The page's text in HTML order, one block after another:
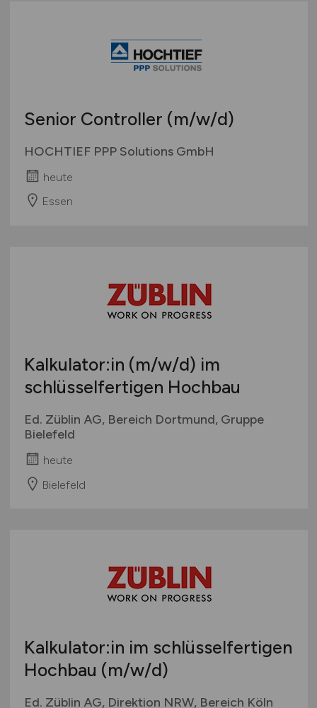
Senior Controller (m/w/d)
HOCHTIEF PPP Solutions GmbH
heute
Essen
Kalkulator:in (m/w/d) im
schlüsselfertigen Hochbau
Ed. Züblin AG, Bereich Dortmund, Gruppe
Bielefeld
heute
Bielefeld
Kalkulator:in im schlüsselfertigen
Hochbau (m/w/d)
Ed. Züblin AG, Direktion NRW, Bereich Köln